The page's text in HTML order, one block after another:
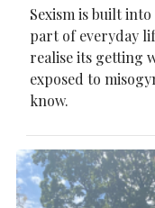
Sexism is built into
part of everyday
realise its getting
exposed to
know.